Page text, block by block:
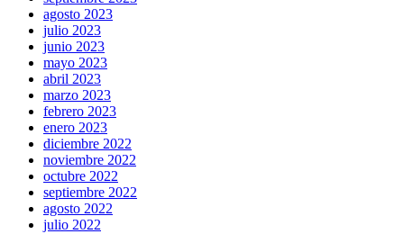
agosto 2023
julio 2023
junio 2023
mayo 2023
abril 2023
marzo 2023
febrero 2023
enero 2023
diciembre 2022
noviembre 2022
octubre 2022
septiembre 2022
agosto 2022
julio 2022